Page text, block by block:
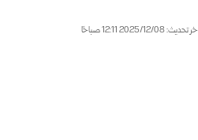
تحديث: 2025/12/08 12:11 صباحًا